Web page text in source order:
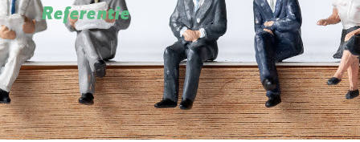
Referentie